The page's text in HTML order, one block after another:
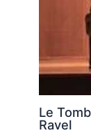
Le
Ravel